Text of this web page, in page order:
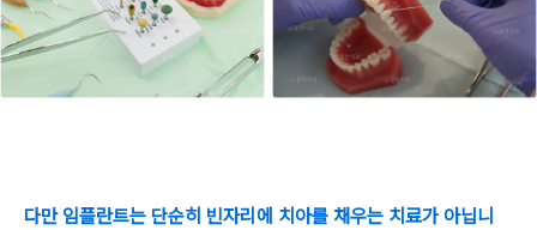
다만 임플란트는 단순히 빈자리에 치아를 채우는 치료가 아닙니